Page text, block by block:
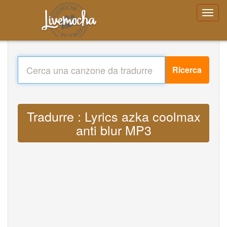
Ricerca
Tradurre : Lyrics azka coolmax
anti blur MP3